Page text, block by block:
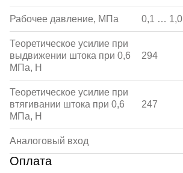
Рабочее давление, МПа 0,1 … 1,0
Теоретическое усилие при
выдвижении штока при 0,6
МПа, Н
294
Теоретическое усилие при
втягивании штока при 0,6
МПа, Н
247
Аналоговый вход
Оплата